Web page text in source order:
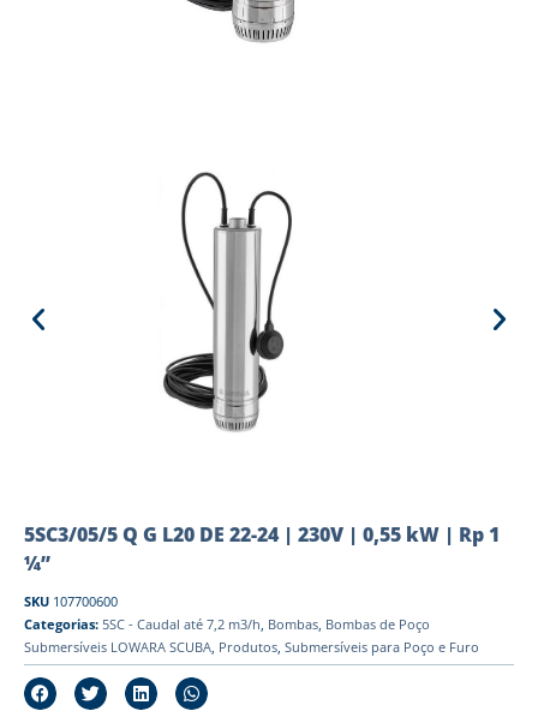
5SC3/05/5 Q G L20 DE 22-24 | 230V | 0,55 kW | Rp 1
¼”
SKU 107700600
Categorias: 5SC - Caudal até 7,2 m3/h, Bombas, Bombas de Poço
Submersíveis LOWARA SCUBA, Produtos, Submersíveis para Poço e Furo